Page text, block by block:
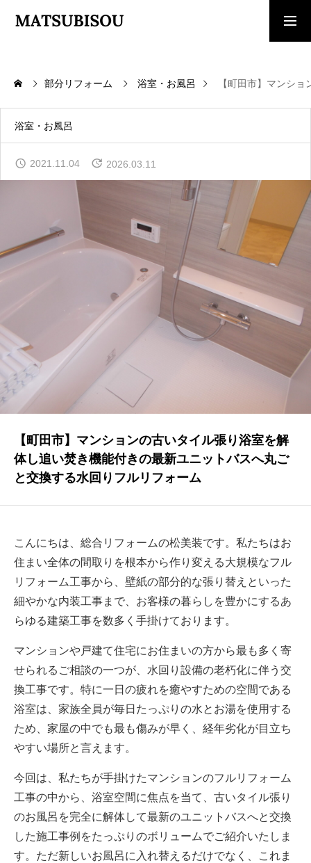
トップページ
WORKS
COMPANY
会社概要
最新情報
Q&A
よくあるご質問
ENTRY
求人採用情報
部分リフォーム 浴室・お風呂 【町田市】マンシ
浴室・お風呂
2021.11.04 2026.03.11
【町田市】マンションの古いタイル張り浴室を解
体し追い焚き機能付きの最新ユニットバスへ丸ご
と交換する水回りフルリフォーム
こんにちは、総合リフォームの松美装です。私たちはお
住まい全体の間取りを根本から作り変える大規模なフル
リフォーム工事から、壁紙の部分的な張り替えといった
細やかな内装工事まで、お客様の暮らしを豊かにするあ
らゆる建築工事を数多く手掛けております。
マンションや戸建て住宅にお住まいの方から最も多く寄
せられるご相談の一つが、水回り設備の老朽化に伴う交
換工事です。特に一日の疲れを癒やすための空間である
浴室は、家族全員が毎日たっぷりの水とお湯を使用する
ため、家屋の中でも最も傷みが早く、経年劣化が目立ち
やすい場所と言えます。
今回は、私たちが手掛けたマンションのフルリフォーム
工事の中から、浴室空間に焦点を当て、古いタイル張り
のお風呂を完全に解体して最新のユニットバスへと交換
した施工事例をたっぷりのボリュームでご紹介いたしま
す。ただ新しいお風呂に入れ替えるだけでなく、これま